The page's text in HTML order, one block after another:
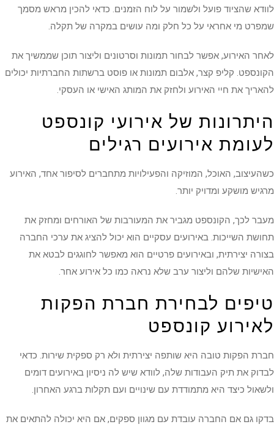
לוודא שהציוד פועל ולשמור על לוח הזמנים. כדאי להכין מראש מסמך
שמפרט מי אחראי על כל חלק ומה עושים במקרה של תקלה.
לאחר האירוע, אפשר לבחור תמונות וסרטונים וליצור תוכן שממשיך את
הקונספט. קליפ קצר, אלבום תמונות או פוסט ברשתות החברתיות יכולים
להאריך את חיי האירוע ולחזק את המותג האישי או העסקי.
היתרונות של אירועי קונספט
לעומת אירועים רגילים
כשהעיצוב, האוכל, המוזיקה והפעילויות מתחברים לסיפור אחד, האירוע
מרגיש מושקע ומדויק יותר.
מעבר לכך, הקונספט מגביר את המעורבות של האורחים ומחזק את
תחושת השייכות. באירועים עסקיים הוא יכול להציג את ערכי החברה
בצורה יצירתית, ובאירועים פרטיים הוא מאפשר לחוגגים לבטא את
האישיות שלהם וליצור ערב שלא נראה כמו כל אירוע אחר.
טיפים לבחירת חברת הפקות
לאירוע קונספט
חברת הפקות טובה היא שותפה יצירתית ולא רק ספקית שירות. כדאי
לבדוק את תיק העבודות שלה, לוודא שיש לה ניסיון באירועים דומים
ולשאול כיצד היא מתמודדת עם שינויים ועם תקלות ברגע האחרון.
בדקו גם אם החברה עובדת עם מגוון ספקים, אם היא יכולה להתאים את